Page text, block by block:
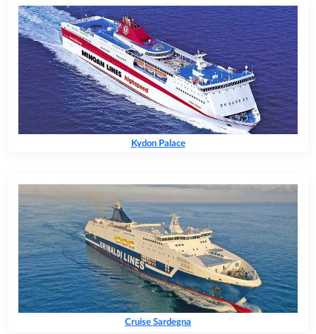
Kydon Palace
Cruise Sardegna